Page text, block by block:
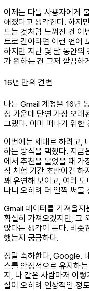
이제는 다들 사용자에게
해졌다고 생각한다. 하지
드는 것처럼 느껴진 건 이
트로 갈아타면 이런 언어
하지만 지난 몇 달 동안의
가 원하는 건 그저 깔끔하
16년 만의 결별
나는 Gmail 계정을 16년
정 가운데 단연 가장 오래
그랬다. 이미 떠나기 위한
이번에는 제대로 하려고,
하는 방식을 택했다. 지
에서 추천을 물었을 때 가
직 체험 기간 초반이긴 하
꽤 유연해 보이고, 여러
나니 오히려 더 일찍 써볼
Gmail 데이터를 가져올지
확실히 가져오겠지만, 그
않다는 생각이 든다. 비슷
했는지 궁금하다.
정말 축하한다, Google.
스를 안정적으로 유지하
지, 나 같은 사람마저 이
실이 오히려 인상적일 정